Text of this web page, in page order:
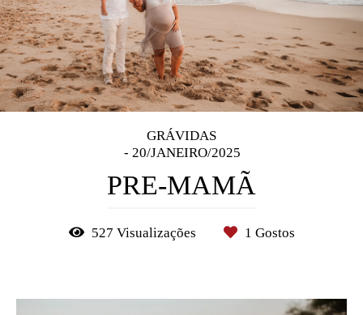
GRÁVIDAS
20/JANEIRO/2025
PRE-MAMÃ
527 Visualizações 1 Gostos